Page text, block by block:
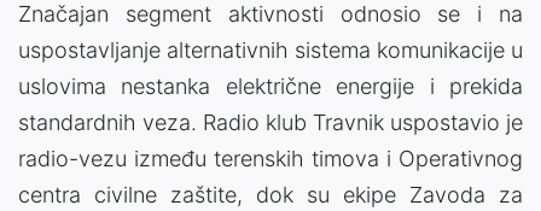
Značajan segment aktivnosti odnosio se i na
uspostavljanje alternativnih sistema komunikacije u
uslovima nestanka električne energije i prekida
standardnih veza. Radio klub Travnik uspostavio je
radio-vezu između terenskih timova i Operativnog
centra civilne zaštite, dok su ekipe Zavoda za